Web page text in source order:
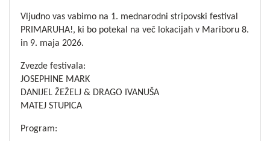
Vljudno vas vabimo na 1. mednarodni stripovski festival
PRIMARUHA!, ki bo potekal na več lokacijah v Mariboru 8.
in 9. maja 2026.
Zvezde festivala:
JOSEPHINE MARK
DANIJEL ŽEŽELJ & DRAGO IVANUŠA
MATEJ STUPICA
Program: